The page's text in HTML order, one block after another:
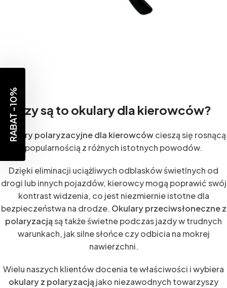
Czy są to okulary dla kierowców?
Okulary polaryzacyjne dla kierowcówcieszą się rosnącą
popularnością z różnych istotnych powodów.
Dzięki eliminacji uciążliwych odblasków świetlnych od
drogi lub innych pojazdów, kierowcy mogą poprawić swój
kontrast widzenia, co jest niezmiernie istotne dla
bezpieczeństwa na drodze. Okulary przeciwsłoneczne z
polaryzacjąsą także świetne podczas jazdy w trudnych
warunkach, jak silne słońce czy odbicia na mokrej
nawierzchni.
Wielu naszych klientów docenia te właściwości i wybiera
okulary z polaryzacjąjako niezawodnych towarzyszy
RABAT -10%